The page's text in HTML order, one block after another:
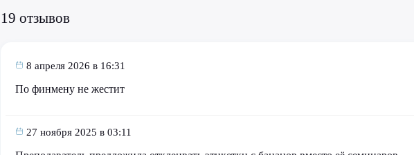
19 отзывов
8 апреля 2026 в 16:31
По финмену не жестит
27 ноября 2025 в 03:11